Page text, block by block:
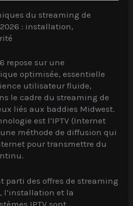
du streaming de
: installation,
repose sur une
optimisée, essentielle
utilisateur fluide,
le cadre du streaming de
liés aux baddies Midwest.
est l’IPTV (Internet
méthode de diffusion qui
pour transmettre du
parti des offres de streaming
l’installation et la